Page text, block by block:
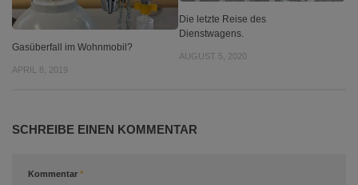
Gasüberfall im Wohnmobil?
APRIL 8, 2019
Die letzte Reise des
Dienstwagens.
AUGUST 5, 2020
SCHREIBE EINEN KOMMENTAR
Kommentar *